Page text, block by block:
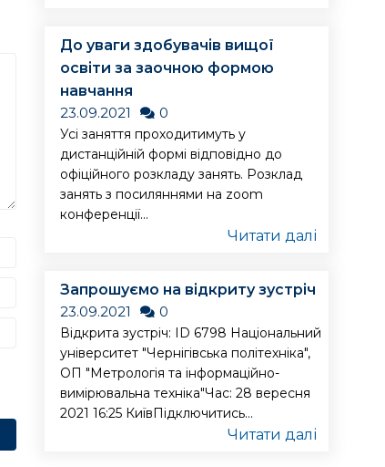
До уваги здобувачів вищої
освіти за заочною формою
навчання
23.09.2021
0
Усі заняття проходитимуть у
дистанційній формі відповідно до
офіційного розкладу занять. Розклад
занять з посиляннями на zoom
конференції...
Читати далі
Запрошуємо на відкриту зустріч
23.09.2021
0
Відкрита зустріч: ID 6798 Національний
університет "Чернігівська політехніка",
ОП "Метрологія та інформаційно-
вимірювальна техніка"Час: 28 вересня
2021 16:25 КиївПідключитись...
Читати далі